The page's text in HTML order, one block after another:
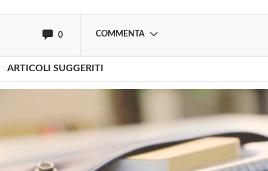
0 COMMENTA
ARTICOLI SUGGERITI